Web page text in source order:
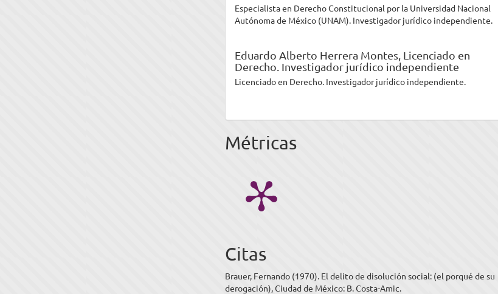
Especialista en Derecho Constitucional por la Universidad Nacional
Autónoma de México (UNAM). Investigador jurídico independiente.
Eduardo Alberto Herrera Montes, Licenciado en
Derecho. Investigador jurídico independiente
Licenciado en Derecho. Investigador jurídico independiente.
Métricas
Citas
Brauer, Fernando (1970). El delito de disolución social: (el porqué de su
derogación), Ciudad de México: B. Costa-Amic.